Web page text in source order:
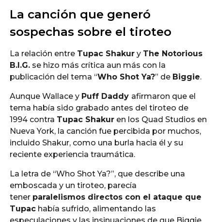
La canción que generó
sospechas sobre el tiroteo
La relación entre Tupac Shakur y The Notorious
B.I.G. se hizo más crítica aun más con la
publicación del tema “Who Shot Ya?” de Biggie.
Aunque Wallace y Puff Daddy afirmaron que el
tema había sido grabado antes del tiroteo de
1994 contra Tupac Shakur en los Quad Studios en
Nueva York, la canción fue percibida por muchos,
incluido Shakur, como una burla hacia él y su
reciente experiencia traumática.
La letra de “Who Shot Ya?”, que describe una
emboscada y un tiroteo, parecía
tener paralelismos directos con el ataque que
Tupac había sufrido, alimentando las